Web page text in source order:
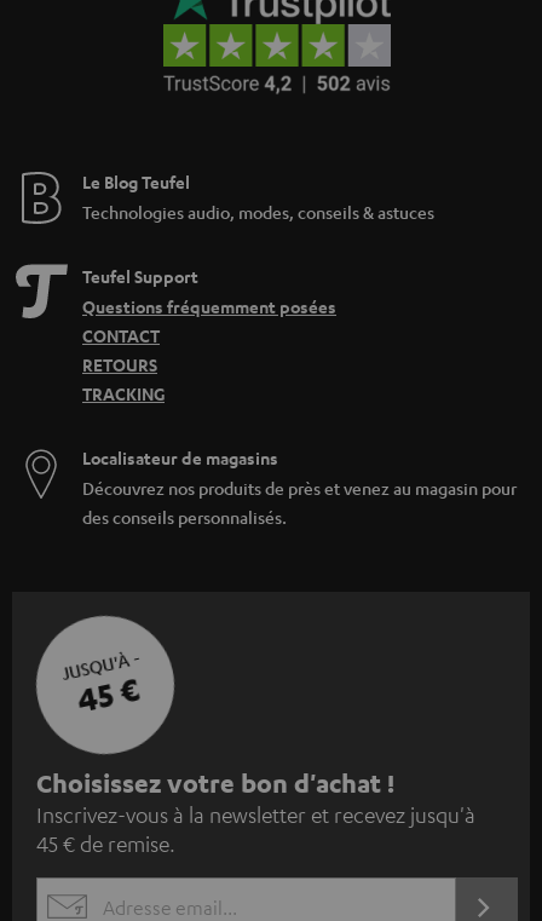
Le Blog Teufel
Technologies audio, modes, conseils & astuces
Teufel Support
Questions fréquemment posées
CONTACT
RETOURS
TRACKING
Localisateur de magasins
Découvrez nos produits de près et venez au magasin pour
des conseils personnalisés.
JUSQU'À -
45 €
I
n
s
c
Choisissez votre bon d'achat !
Inscrivez-vous à la newsletter et recevez jusqu'à
45 € de remise.